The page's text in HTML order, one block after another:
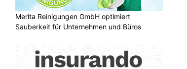
Merita Reinigungen GmbH optimiert
Sauberkeit für Unternehmen und Büros